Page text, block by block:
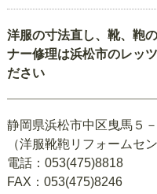
洋服の寸法直し、靴、鞄
ナー修理は浜松市のレッ
ださい
静岡県浜松市中区曳馬５
（洋服靴鞄リフォームセン
電話：053(475)8818
FAX：053(475)8246